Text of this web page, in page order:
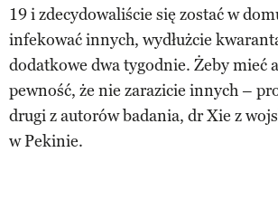
19 i zdecydowaliście się zostać w
infekować innych, wydłużcie
dodatkowe dwa tygodnie. Żeby mieć
pewność, że nie zarazicie innych –
drugi z autorów badania, dr Xie z
w Pekinie.